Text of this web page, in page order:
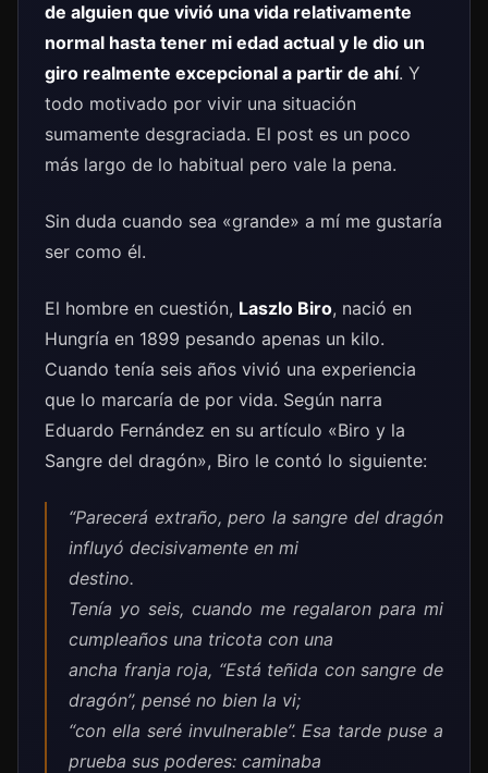
de alguien que vivió una vida relativamente
normal hasta tener mi edad actual y le dio un
giro realmente excepcional a partir de ahí. Y
todo motivado por vivir una situación
sumamente desgraciada. El post es un poco
más largo de lo habitual pero vale la pena.
Sin duda cuando sea «grande» a mí me gustaría
ser como él.
El hombre en cuestión, Laszlo Biro, nació en
Hungría en 1899 pesando apenas un kilo.
Cuando tenía seis años vivió una experiencia
que lo marcaría de por vida. Según narra
Eduardo Fernández en su artículo «Biro y la
Sangre del dragón», Biro le contó lo siguiente:
“Parecerá extraño, pero la sangre del dragón
influyó decisivamente en mi
destino.
Tenía yo seis, cuando me regalaron para mi
cumpleaños una tricota con una
ancha franja roja, “Está teñida con sangre de
dragón”, pensé no bien la vi;
“con ella seré invulnerable”. Esa tarde puse a
prueba sus poderes: caminaba